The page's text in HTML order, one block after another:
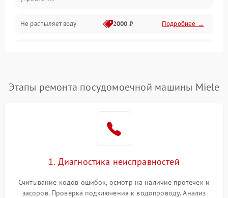
Программное обеспечение
Не распыляет воду 2000 ₽ Подробнее →
воды
1800 ₽ Подробнее →
Проблемы с
Этапы ремонта посудомоечной машины Miele
1. Диагностика неисправностей
Считывание кодов ошибок, осмотр на наличие протечек и
засоров. Проверка подключения к водопроводу. Анализ